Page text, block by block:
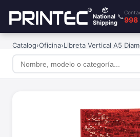
📦
National
Shipping
📞998
Catalog›Oficina›Libreta Vertical A5